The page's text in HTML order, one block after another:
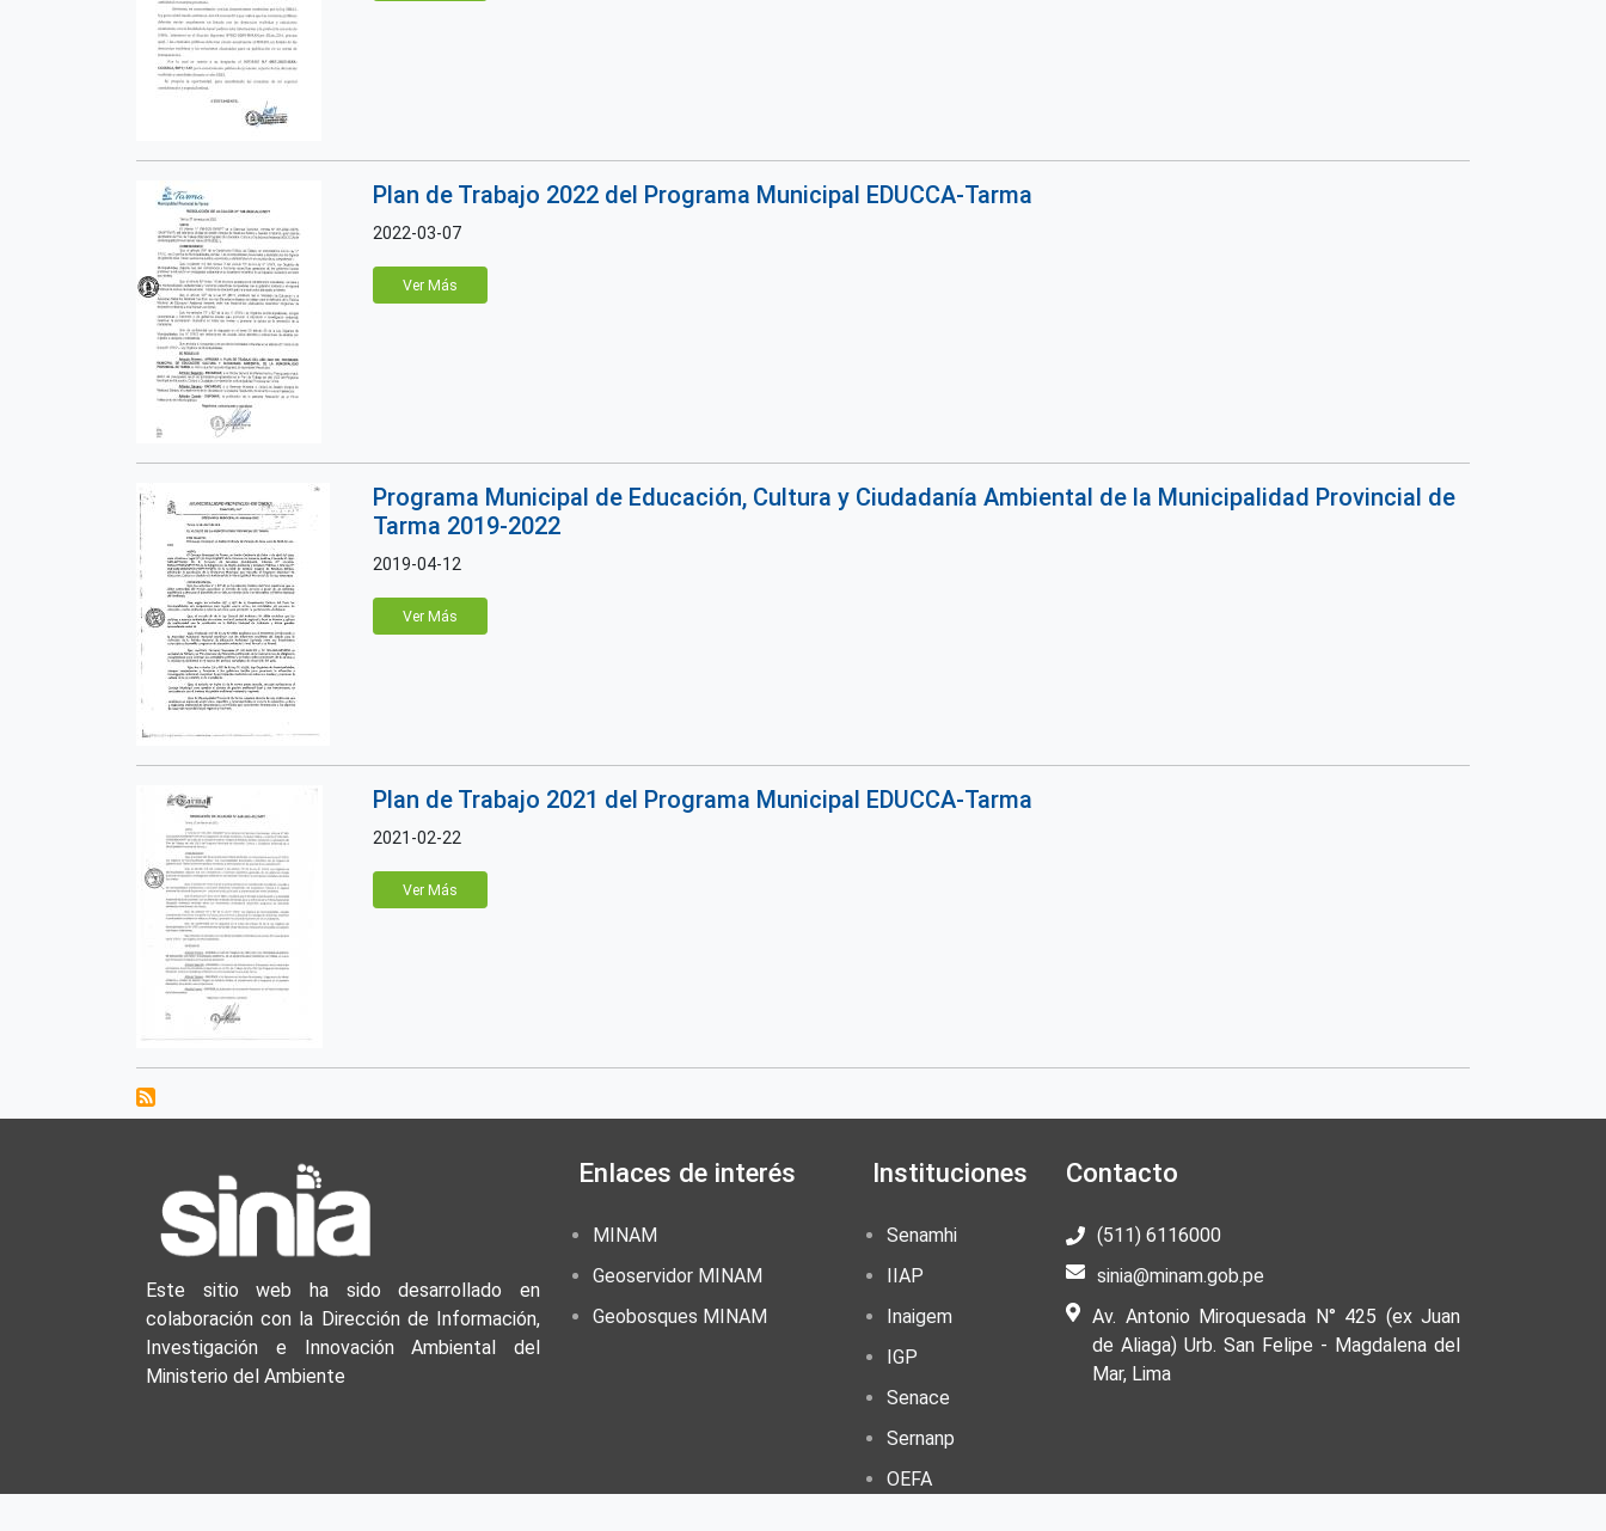
Plan de Trabajo 2022 del Programa Municipal EDUCCA-Tarma
2022-03-07
Ver Más
Programa Municipal de Educación, Cultura y Ciudadanía Ambiental de la Municipalidad Provincial de
Tarma 2019-2022
2019-04-12
Ver Más
Plan de Trabajo 2021 del Programa Municipal EDUCCA-Tarma
2021-02-22
Ver Más
Este sitio web ha sido desarrollado en
colaboración con la Dirección de Información,
Investigación e Innovación Ambiental del
Ministerio del Ambiente
Enlaces de interés
MINAM
Geoservidor MINAM
Geobosques MINAM
Instituciones
Senamhi
IIAP
Inaigem
IGP
Senace
Sernanp
OEFA
Contacto
(511) 6116000
sinia@minam.gob.pe
Av. Antonio Miroquesada N° 425 (ex Juan
de Aliaga) Urb. San Felipe - Magdalena del
Mar, Lima